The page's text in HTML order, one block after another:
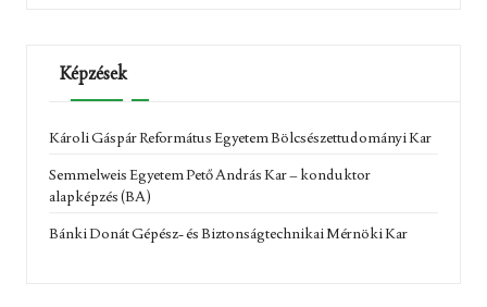
Képzések
Károli Gáspár Református Egyetem Bölcsészettudományi Kar
Semmelweis Egyetem Pető András Kar – konduktor
alapképzés (BA)
Bánki Donát Gépész- és Biztonságtechnikai Mérnöki Kar